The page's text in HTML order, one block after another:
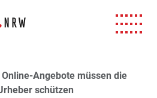
Angebote müssen die
schützen